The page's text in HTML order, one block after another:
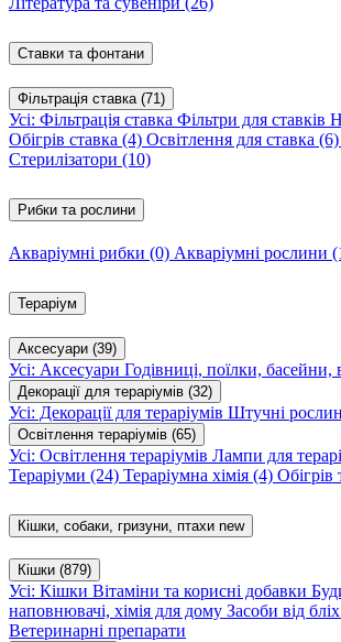
Ставки та фонтани
Фільтрація ставка (71)
Усі: Фільтрація ставка Фільтри для ставків
Обігрів ставка (4) Освітлення для ставка (6)
Стерилізатори (10)
Рибки та рослини
Акваріумні рибки (0) Акваріумні рослини
Тераріум
Аксесуари (39)
Усі: Аксесуари Годівниці, поїлки, басейни,
Декорації для тераріумів (32)
Усі: Декорації для тераріумів Штучні
Освітлення тераріумів (65)
Усі: Освітлення тераріумів Лампи для
Тераріуми (24) Тераріумна хімія (4) Обігрів
Кішки, собаки, гризуни, птахи new
Кішки (879)
Усі: Кішки Вітаміни та корисні добавки
наповнювачі, хімія для дому Засоби від
Ветеринарні препарати